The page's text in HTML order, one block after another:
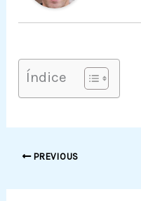
Índice
PREVIOUS